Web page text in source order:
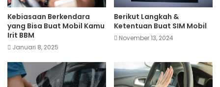
Kebiasaan Berkendara
yang Bisa Buat Mobil Kamu
Irit BBM
Januari 8, 2025
Berikut Langkah &
Ketentuan Buat SIM Mobil
November 13, 2024